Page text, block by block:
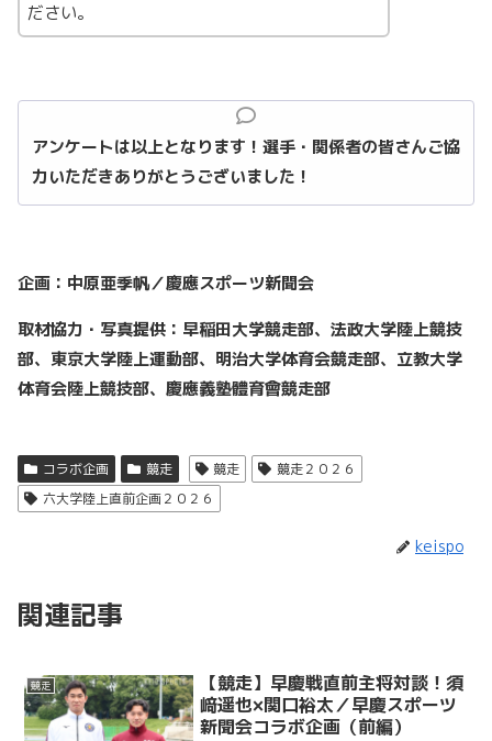
ださい。
アンケートは以上となります！選手・関係者の皆さんご協
力いただきありがとうございました！
企画：中原亜季帆／慶應スポーツ新聞会
取材協力・写真提供：早稲田大学競走部、法政大学陸上競技
部、東京大学陸上運動部、明治大学体育会競走部、立教大学
体育会陸上競技部、慶應義塾體育會競走部
コラボ企画 競走 競走
競走２０２６
六大学陸上直前企画２０２６
keispo
関連記事
競走
【競走】早慶戦直前主将対談！須
﨑遥也×関口裕太／早慶スポーツ
新聞会コラボ企画（前編）